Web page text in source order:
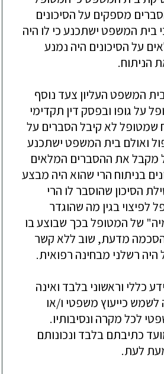
מספקים על הסיכונים
בית המשפט ישתכנע כי לו היה
על הסיכונים היה נמנע
הניתוח.
המשפט העליון צעד נוסף
על גופו ובפסק דין תקדימי
שמטופל לא קיבל הסברים על
ואולם בית המשפט ישתכנע
מקבל את ההסברים המלאים
בניתוח הרי שהוא היה מבצע
הסיכון שהוסבר לו הרי
לפיצוי בגין מה שהוגדר
של המטופל בכך שבוצע בו
מדעת, שוב ללא קשר
רשלני מבחינה רפואית.
כללי וראשוני בלבד ואינה
כייעוץ משפטי ו/או
לכל מקרה ונסיבותיו.
כתיבתם בלבד ונכונותם
לעת.